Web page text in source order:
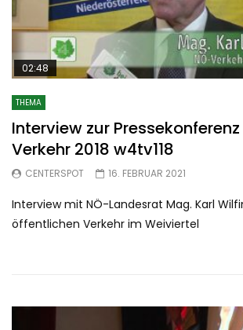
02:48
THEMA
Interview zur
Verkehr 2018 w4tv118
CENTERSPOT 16. FEBRUAR 2021
Interview mit NÖ-Landesrat Mag. Karl
öffentlichen Verkehr im Weiviertel